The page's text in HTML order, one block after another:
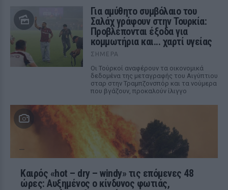
Για αμύθητο συμβόλαιο του
Σαλάχ γράφουν στην Τουρκία:
Προβλέπονται έξοδα για
κομμωτήρια και... χαρτί υγείας
ΣΉΜΕΡΑ
Οι Τούρκοί αναφέρουν τα οικονομικά
δεδομένα της μεταγραφής του Αιγύπτιου
σταρ στην Τραμπζονσπόρ και τα νούμερα
που βγάζουν, προκαλούν ίλιγγο
Καιρός «hot – dry – windy» τις επόμενες 48
ώρες: Αυξημένος ο κίνδυνος φωτιάς,